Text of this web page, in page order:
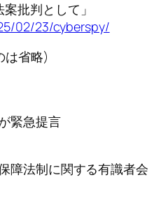
批判として」
02/23/cyberspy/
は省略)
緊急提言
障法制に関する有識者会